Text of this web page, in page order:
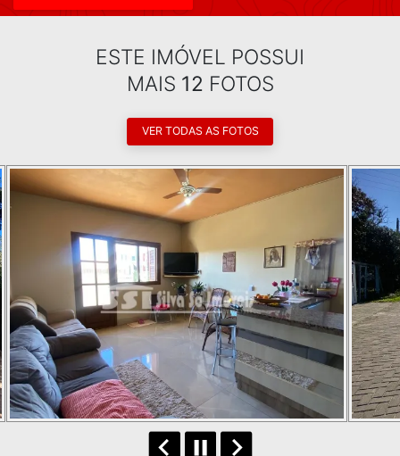
ESTE IMÓVEL POSSUI
MAIS 12 FOTOS
VER TODAS AS FOTOS